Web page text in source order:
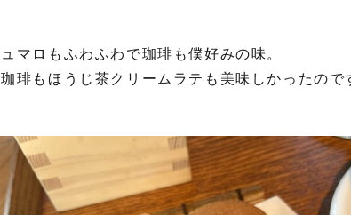
マロもふわふわで珈琲も僕好みの味。
琲もほうじ茶クリームラテも美味しかったの